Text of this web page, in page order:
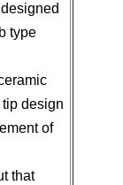
type
tip design
that